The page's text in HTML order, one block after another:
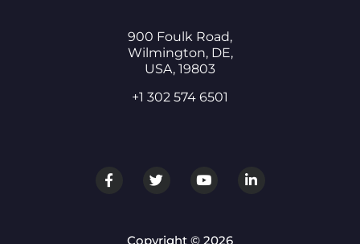
900 Foulk Road,
Wilmington, DE,
USA, 19803
+1 302 574 6501
Copyright © 2026